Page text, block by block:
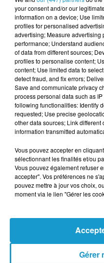
Côté parents,
décision «
témoignages
par l’usage intensif
d’agressions en ligne.
Mais pour les
Certains estiment
comprend pas la
que l’interdiction «
Beaucoup se
applications encore
Lemon8 ou Yobe,
explosent depuis
PAS ?
Emmanuel Macron
son souhait de créer
your consent and/or our
information on a device; Use
profiles for personalised
advertising; Measure advertising
performance; Understand
of data from different sources;
profiles to personalise content;
content; Use limited data to
detect fraud, and fix errors;
Save and communicate privacy
process personal data such as
following functionalities: Identify
requested; Use precise
other data sources; Link
information transmitted
Vous pouvez accepter en
sélectionnant les finalités et/ou
Vous pouvez également refuser
accepter". Vos préférences ne
pouvez mettre à jour vos choix,
moment via le lien "Gérer les
Gérer